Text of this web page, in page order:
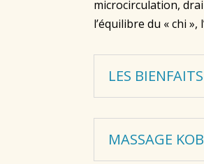
microcirculation,
l’équilibre du « chi »,
LES
MASSAGE